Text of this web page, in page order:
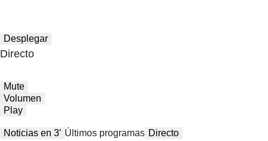
Desplegar
Directo
Mute
Volumen
Play
Noticias en 3′ Últimos programas Directo